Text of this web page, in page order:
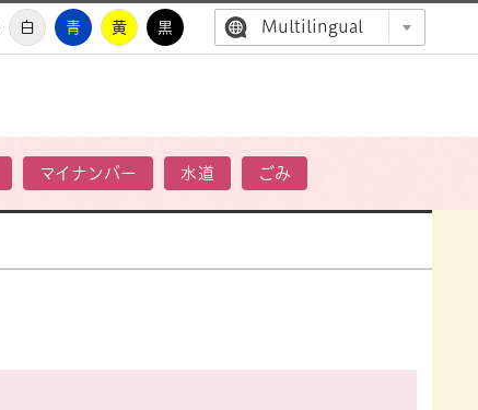
白 青 黄 黒 Multilingual
マイナンバー 水道 ごみ